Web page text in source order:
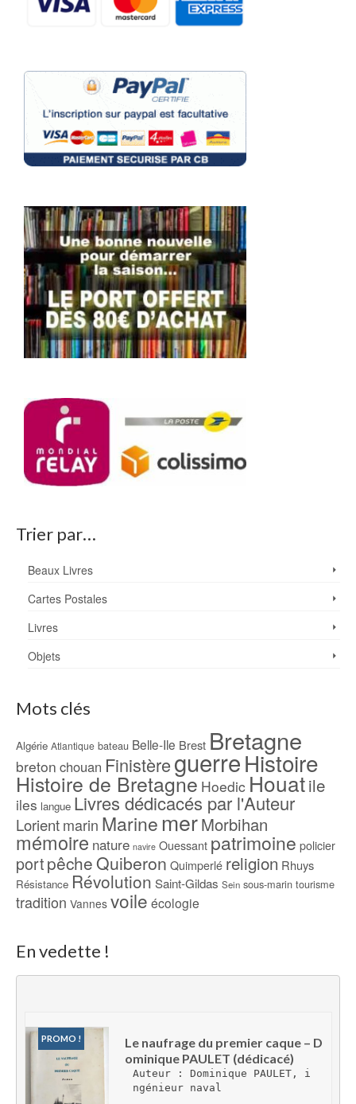
Trier par…
Beaux Livres
Cartes Postales
Livres
Objets
Mots clés
Algérie Atlantique bateau Belle-Ile Brest Bretagne
breton chouan FinistèreguerreHistoire
Histoire de Bretagne Hoedic Houatile
iles langue Livres dédicacés par l'Auteur
Lorientmarin Marine merMorbihan
mémoire nature navire Ouessant patrimoine policier
portpêcheQuiberon Quimperlé religion Rhuys
Résistance Révolution Saint-Gildas Sein sous-marin tourisme
tradition Vannes voile écologie
En vedette !
PROMO !
Le naufrage du premier caque – D
ominique PAULET (dédicacé)
Auteur : Dominique PAULET, i
ngénieur naval